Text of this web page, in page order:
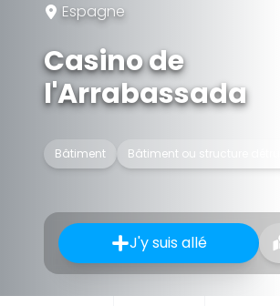
Espagne
Casino de
l'Arrabassada
Bâtiment Bâtiment ou structure détruit
J'y suis allé